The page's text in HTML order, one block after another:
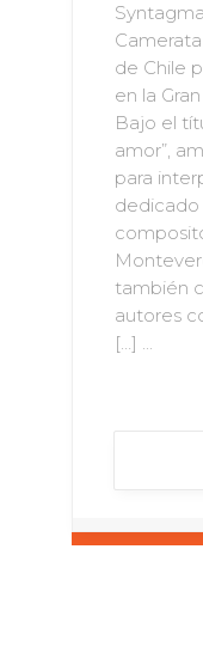
de Chile
en la
Bajo el
amor”,
para
dedicado
también
autores
[…] ...